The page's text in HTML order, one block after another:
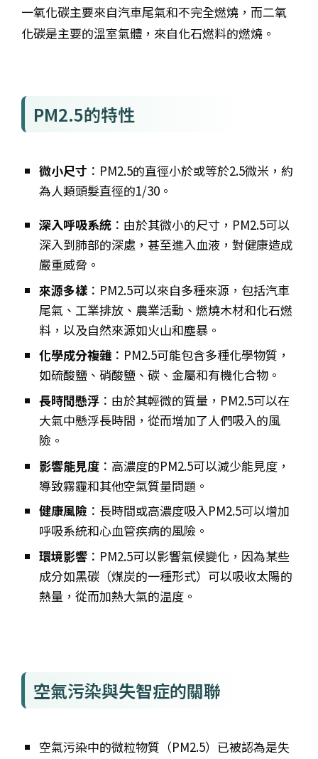
一氧化碳主要來自汽車尾氣和不完全燃燒，而二氧
化碳是主要的溫室氣體，來自化石燃料的燃燒。
PM2.5的特性
微小尺寸 ：PM2.5的直徑小於或等於2.5微米，約
為人類頭髮直徑的1/30。
深入呼吸系統 ：由於其微小的尺寸，PM2.5可以
深入到肺部的深處，甚至進入血液，對健康造成
嚴重威脅。
來源多樣 ：PM2.5可以來自多種來源，包括汽車
尾氣、工業排放、農業活動、燃燒木材和化石燃
料，以及自然來源如火山和塵暴。
化學成分複雜 ：PM2.5可能包含多種化學物質，
如硫酸鹽、硝酸鹽、碳、金屬和有機化合物。
長時間懸浮 ：由於其輕微的質量，PM2.5可以在
大氣中懸浮長時間，從而增加了人們吸入的風
險。
影響能見度 ：高濃度的PM2.5可以減少能見度，
導致霧霾和其他空氣質量問題。
健康風險 ：長時間或高濃度吸入PM2.5可以增加
呼吸系統和心血管疾病的風險。
環境影響 ：PM2.5可以影響氣候變化，因為某些
成分如黑碳（煤炭的一種形式）可以吸收太陽的
熱量，從而加熱大氣的温度。
空氣污染與失智症的關聯
空氣污染中的微粒物質（PM2.5）已被認為是失